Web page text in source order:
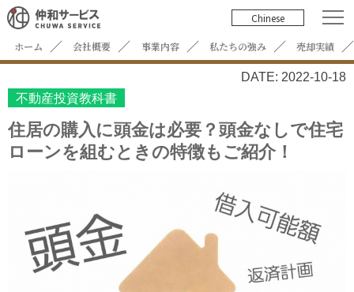
Chinese
ホーム 会社概要 事業内容 私たちの強み 売却実績
DATE: 2022-10-18
不動産投資教科書
住居の購入に頭金は必要？頭金なしで住宅
ローンを組むときの特徴もご紹介！